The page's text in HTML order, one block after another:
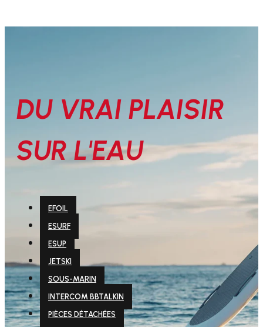
DU VRAI PLAISIR
SUR L'EAU
EFOIL
ESURF
ESUP
JETSKI
SOUS-MARIN
INTERCOM BBTALKIN
PIÈCES DÉTACHÉES